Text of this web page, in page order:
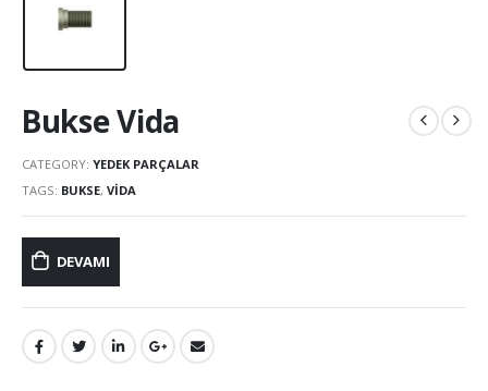
Bukse Vida
CATEGORY: YEDEK PARÇALAR
TAGS: BUKSE, VIDA
DEVAMI